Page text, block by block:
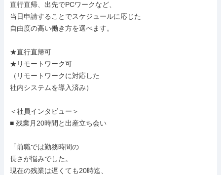
直行直帰、出先でPCワークなど、
当日申請することでスケジュールに応じた
自由度の高い働き方を選べます。
★直行直帰可
★リモートワーク可
（リモートワークに対応した
社内システムを導入済み）
＜社員インタビュー＞
■ 残業月20時間と出産立ち会い
「前職では勤務時間の
長さが悩みでした。
現在の残業は遅くても20時迄、